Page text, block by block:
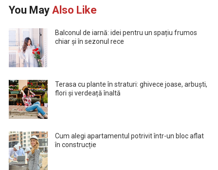
You May Also Like
Balconul de iarnă: idei pentru un spațiu frumos
chiar și în sezonul rece
Terasa cu plante în straturi: ghivece joase, arbuști,
flori și verdeață înaltă
Cum alegi apartamentul potrivit într-un bloc aflat
în construcție